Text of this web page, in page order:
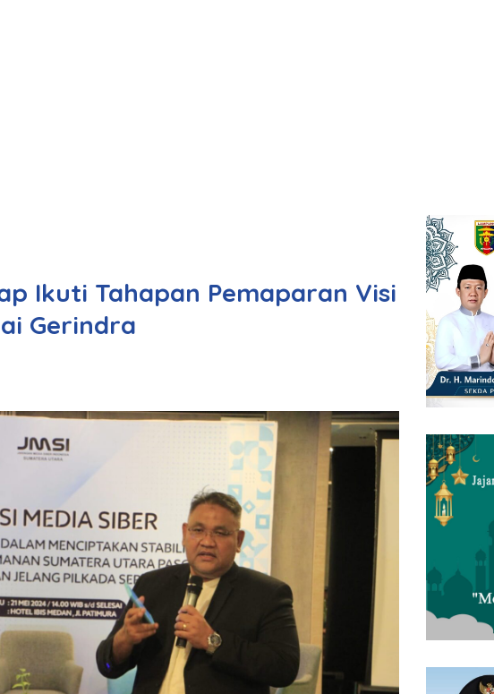
Ikuti Tahapan Pemaparan Visi
Gerindra